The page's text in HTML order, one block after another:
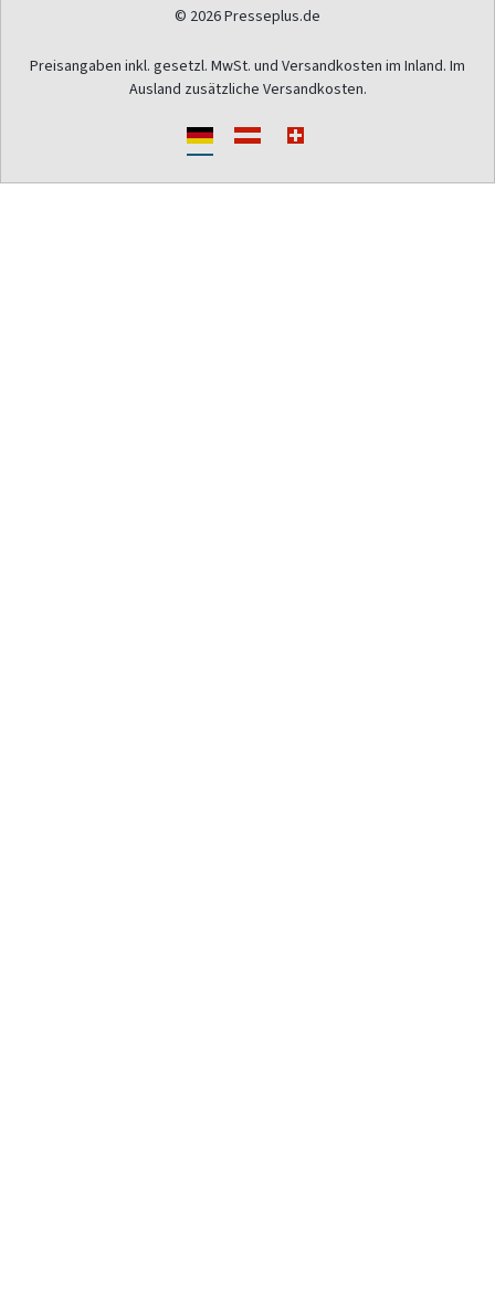
© 2026 Presseplus.de
Preisangaben inkl. gesetzl. MwSt. und Versandkosten im Inland. Im
Ausland zusätzliche Versandkosten.